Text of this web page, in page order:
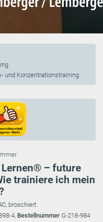
und Konzentrationstraining
Lernen® – future
trainiere ich mein
broschiert
4, Bestellnummer G-218-984